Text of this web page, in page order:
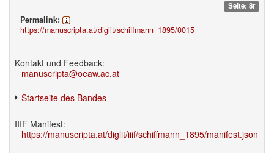
Seite: 8r
Permalink:
https://manuscripta.at/diglit/schiffmann_1895/0015
Kontakt und Feedback:
manuscripta@oeaw.ac.at
Startseite des Bandes
IIIF Manifest:
https://manuscripta.at/diglit/iiif/schiffmann_1895/manifest.json